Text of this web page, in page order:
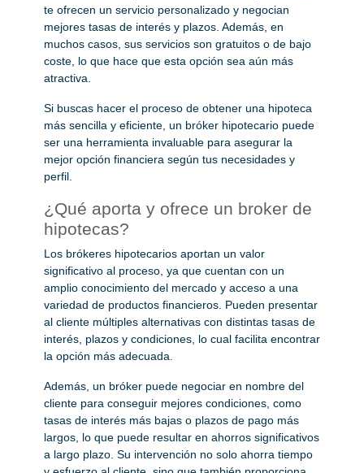
te ofrecen un servicio personalizado y negocian
mejores tasas de interés y plazos. Además, en
muchos casos, sus servicios son gratuitos o de bajo
coste, lo que hace que esta opción sea aún más
atractiva.
Si buscas hacer el proceso de obtener una hipoteca
más sencilla y eficiente, un bróker hipotecario puede
ser una herramienta invaluable para asegurar la
mejor opción financiera según tus necesidades y
perfil.
¿Qué aporta y ofrece un broker de
hipotecas?
Los brókeres hipotecarios aportan un valor
significativo al proceso, ya que cuentan con un
amplio conocimiento del mercado y acceso a una
variedad de productos financieros. Pueden presentar
al cliente múltiples alternativas con distintas tasas de
interés, plazos y condiciones, lo cual facilita encontrar
la opción más adecuada.
Además, un bróker puede negociar en nombre del
cliente para conseguir mejores condiciones, como
tasas de interés más bajas o plazos de pago más
largos, lo que puede resultar en ahorros significativos
a largo plazo. Su intervención no solo ahorra tiempo